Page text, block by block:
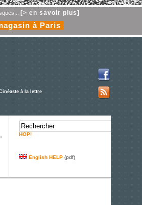
[> en savoir plus]
à Paris
à la lettre
.
HOP!
English HELP (pdf)